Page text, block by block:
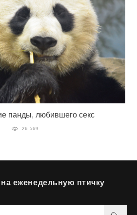
панды, любившего секс
26 569
еженедельную птичку